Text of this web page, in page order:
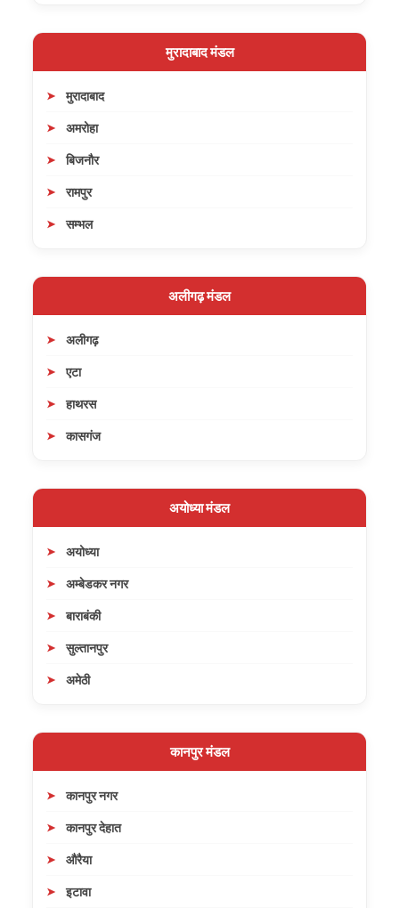
मुरादाबाद मंडल
मुरादाबाद
अमरोहा
बिजनौर
रामपुर
सम्भल
अलीगढ़ मंडल
अलीगढ़
एटा
हाथरस
कासगंज
अयोध्या मंडल
अयोध्या
अम्बेडकर नगर
बाराबंकी
सुल्तानपुर
अमेठी
कानपुर मंडल
कानपुर नगर
कानपुर देहात
औरैया
इटावा